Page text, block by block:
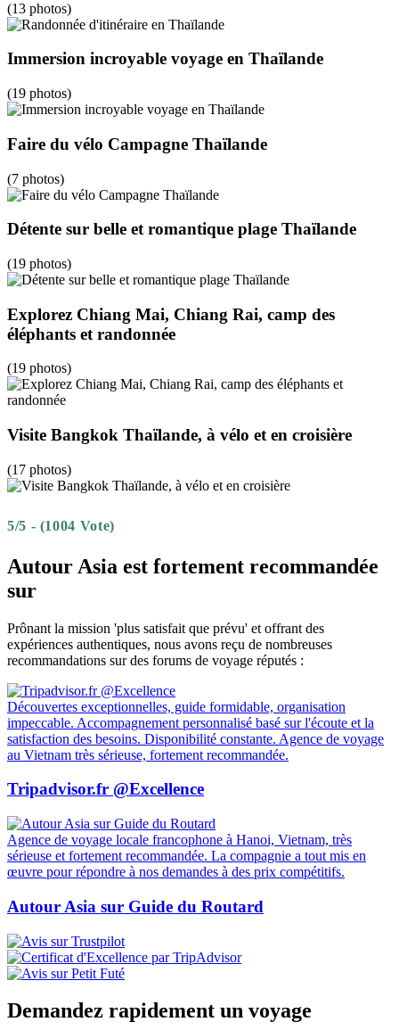
(13 photos)
Immersion incroyable voyage en Thaïlande
(19 photos)
Faire du vélo Campagne Thaïlande
(7 photos)
Détente sur belle et romantique plage Thaïlande
(19 photos)
Explorez Chiang Mai, Chiang Rai, camp des
éléphants et randonnée
(19 photos)
Visite Bangkok Thaïlande, à vélo et en croisière
(17 photos)
5/5 - (1004 Vote)
Autour Asia est fortement recommandée
sur
Prônant la mission 'plus satisfait que prévu' et offrant des
expériences authentiques, nous avons reçu de nombreuses
recommandations sur des forums de voyage réputés :
Découvertes exceptionnelles, guide formidable, organisation
impeccable. Accompagnement personnalisé basé sur l'écoute et la
satisfaction des besoins. Disponibilité constante. Agence de voyage
au Vietnam très sérieuse, fortement recommandée.
Tripadvisor.fr @Excellence
Agence de voyage locale francophone à Hanoi, Vietnam, très
sérieuse et fortement recommandée. La compagnie a tout mis en
œuvre pour répondre à nos demandes à des prix compétitifs.
Autour Asia sur Guide du Routard
Demandez rapidement un voyage